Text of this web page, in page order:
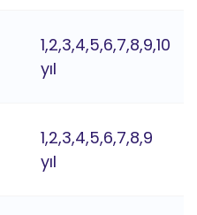
1,2,3,4,5,6,7,8,9,10
yıl
1,2,3,4,5,6,7,8,9
yıl